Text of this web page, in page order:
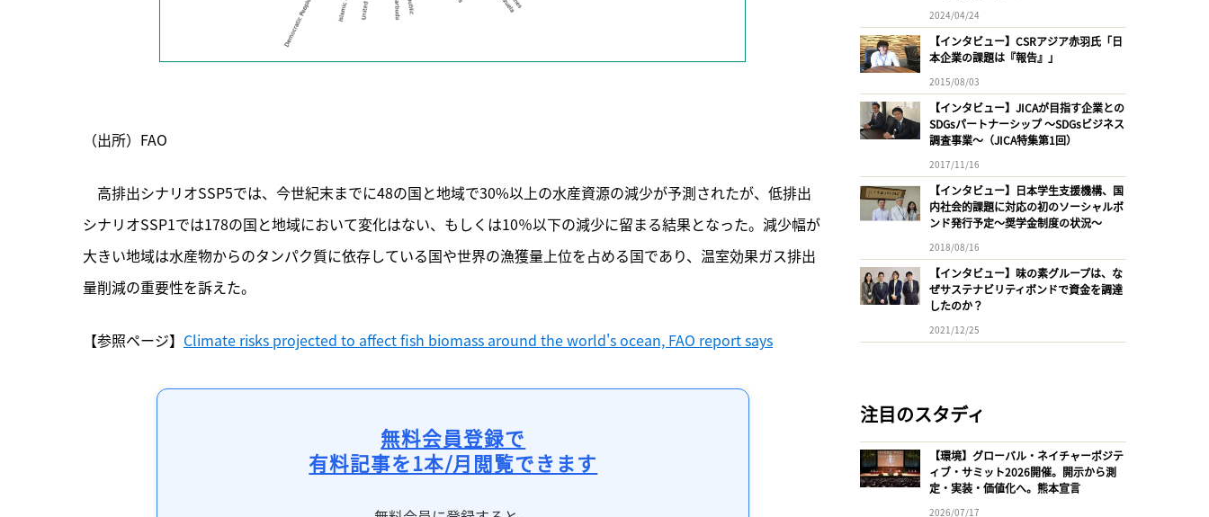
（出所）FAO
高排出シナリオSSP5では、今世紀末までに48の国と地域で30%以上の水産資源の減少が予測されたが、低排出
シナリオSSP1では178の国と地域において変化はない、もしくは10％以下の減少に留まる結果となった。減少幅が
大きい地域は水産物からのタンパク質に依存している国や世界の漁獲量上位を占める国であり、温室効果ガス排出
量削減の重要性を訴えた。
【参照ページ】 Climate risks projected to affect fish biomass around the world's ocean, FAO report says
無料会員登録で
有料記事を1本/月閲覧できます
2024/04/24
【インタビュー】CSRアジア赤羽氏「日
本企業の課題は『報告』」
2015/08/03
【インタビュー】JICAが目指す企業との
SDGsパートナーシップ 〜SDGsビジネス
調査事業〜（JICA特集第1回）
2017/11/16
【インタビュー】日本学生支援機構、国
内社会的課題に対応の初のソーシャルボ
ンド発行予定〜奨学金制度の状況〜
2018/08/16
【インタビュー】味の素グループは、な
ぜサステナビリティボンドで資金を調達
したのか？
2021/12/25
注目のスタディ
【環境】グローバル・ネイチャーポジテ
ィブ・サミット2026開催。開示から測
定・実装・価値化へ。熊本宣言
2026/07/17